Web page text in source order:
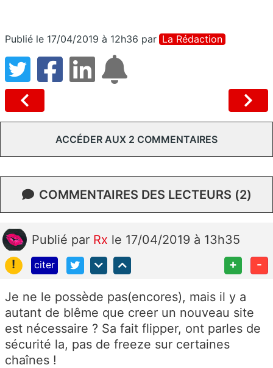
Publié le 17/04/2019 à 12h36 par La Rédaction
ACCÉDER AUX 2 COMMENTAIRES
COMMENTAIRES DES LECTEURS (2)
Publié par Rx le 17/04/2019 à 13h35
!
citer + -
Je ne le possède pas(encores), mais il y a
autant de blême que creer un nouveau site
est nécessaire ? Sa fait flipper, ont parles de
sécurité la, pas de freeze sur certaines
chaînes !